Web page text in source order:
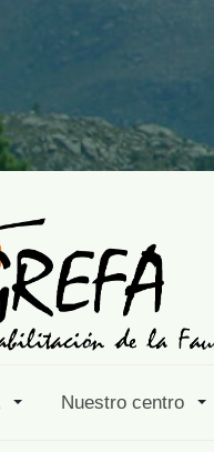
Nuestro centro